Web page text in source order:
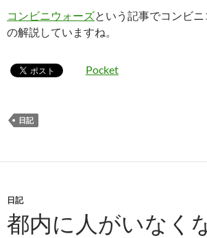
コンビニウォーズという記事でコンビ
の解説していますね。
Pocket
日記
日記
都内に人がいなく